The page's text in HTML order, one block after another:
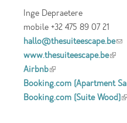
Inge Depraetere
mobile +32 475 89 07 21
hallo@thesuiteescape.be
www.thesuiteescape.be(link
Airbnb(link is external)
Booking.com (Apartment
Booking.com (Suite Wood)